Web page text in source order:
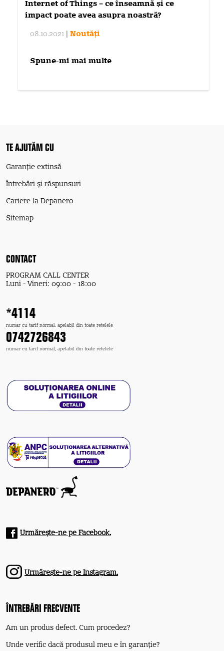
Internet of Things – ce înseamnă și ce
impact poate avea asupra noastră?
08.10.2021 Noutăți
Spune-mi mai multe
TE AJUTĂM CU
Garanție extinsă
Întrebări și răspunsuri
Cariere la Depanero
Sitemap
CONTACT
PROGRAM CALL CENTER
Luni - Vineri: 09:00 - 18:00
*4114
numar cu tarif normal, apelabil din toate retelele
0742726843
numar cu tarif normal, apelabil din toate retelele
Urmărește-ne pe Facebook.
Urmărește-ne pe Instagram.
ÎNTREBĂRI FRECVENTE
Am un produs defect. Cum procedez?
Unde verific dacă produsul meu e în garanție?